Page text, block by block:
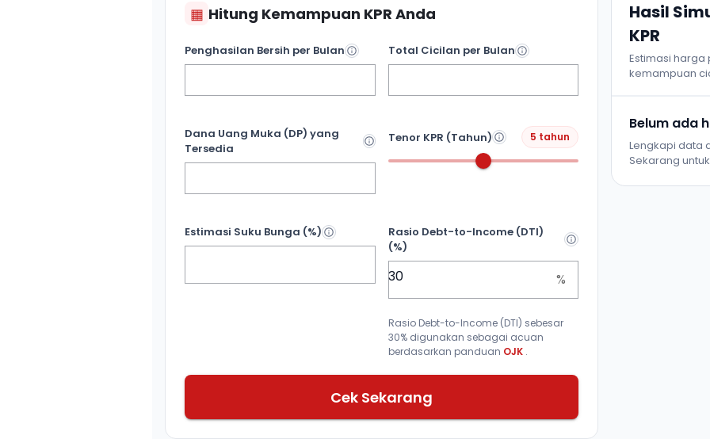
▦ Hitung Kemampuan KPR Anda
Penghasilan Bersih per Bulan Total Cicilan per Bulan
Dana Uang Muka (DP) yang
Tersedia
Tenor KPR (Tahun) 5 tahun
Estimasi Suku Bunga (%)
Rasio Debt-to-Income (DTI)
(%)
%
Rasio Debt-to-Income (DTI) sebesar
30% digunakan sebagai acuan
berdasarkan panduan OJK .
Cek Sekarang
Hasil
KPR
Estimasi
kemampuan
Belum ada
Lengkapi data
Sekarang